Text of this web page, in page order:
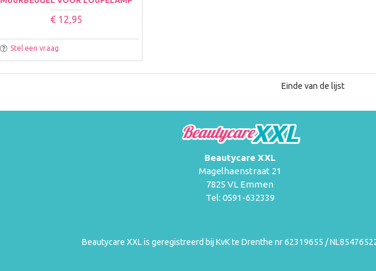
€ 12,95
Stel een vraag
Einde van de lijst
Beautycare XXL
Magelhaenstraat 21
7825 VL Emmen
Tel: 0591-632339
Beautycare XXL is geregistreerd bij KvK te Drenthe nr 62319655 /